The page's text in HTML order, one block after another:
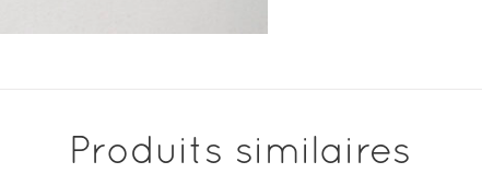
Produits similaires